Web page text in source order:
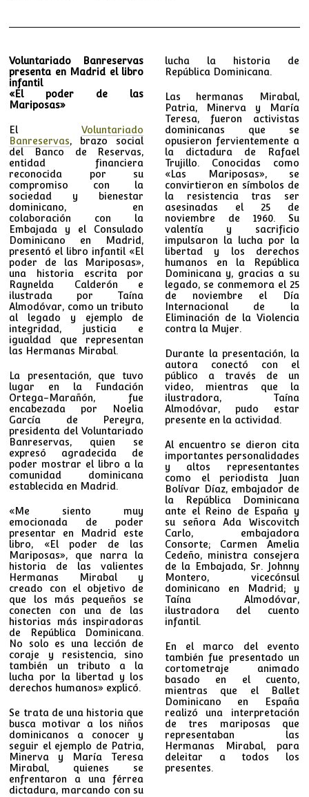
Voluntariado Banreservas
presenta en Madrid el libro
infantil
«El poder de las
Mariposas»
ElVoluntariado
Banreservas, brazo social
del Banco de Reservas,
entidad financiera
reconocida por su
compromiso con la
sociedad y bienestar
dominicano, en
colaboración con la
Embajada y el Consulado
Dominicano en Madrid,
presentó el libro infantil «El
poder de las Mariposas»,
una historia escrita por
Raynelda Calderón e
ilustrada por Taína
Almodóvar, como un tributo
al legado y ejemplo de
integridad, justicia e
igualdad que representan
las Hermanas Mirabal.
La presentación, que tuvo
lugar en la Fundación
Ortega-Marañón, fue
encabezada por Noelia
García de Pereyra,
presidenta del Voluntariado
Banreservas, quien se
expresó agradecida de
poder mostrar el libro a la
comunidad dominicana
establecida en Madrid.
«Me siento muy
emocionada de poder
presentar en Madrid este
libro, «El poder de las
Mariposas», que narra la
historia de las valientes
Hermanas Mirabal y
creado con el objetivo de
que los más pequeños se
conecten con una de las
historias más inspiradoras
de República Dominicana.
No solo es una lección de
coraje y resistencia, sino
también un tributo a la
lucha por la libertad y los
derechos humanos» explicó.
Se trata de una historia que
busca motivar a los niños
dominicanos a conocer y
seguir el ejemplo de Patria,
Minerva y María Teresa
Mirabal, quienes se
enfrentaron a una férrea
dictadura, marcando con su
lucha la historia de
República Dominicana.
Las hermanas Mirabal,
Patria, Minerva y María
Teresa, fueron activistas
dominicanas que se
opusieron fervientemente a
la dictadura de Rafael
Trujillo. Conocidas como
«Las Mariposas», se
convirtieron en símbolos de
la resistencia tras ser
asesinadas el 25 de
noviembre de 1960. Su
valentía y sacrificio
impulsaron la lucha por la
libertad y los derechos
humanos en la República
Dominicana y, gracias a su
legado, se conmemora el 25
de noviembre el Día
Internacional de la
Eliminación de la Violencia
contra la Mujer.
Durante la presentación, la
autora conectó con el
público a través de un
video, mientras que la
ilustradora, Taína
Almodóvar, pudo estar
presente en la actividad.
Al encuentro se dieron cita
importantes personalidades
y altos representantes
como el periodista Juan
Bolívar Díaz, embajador de
la República Dominicana
ante el Reino de España y
su señora Ada Wiscovitch
Carlo, embajadora
Consorte; Carmen Amelia
Cedeño, ministra consejera
de la Embajada, Sr. Johnny
Montero, vicecónsul
dominicano en Madrid; y
Taína Almodóvar,
ilustradora del cuento
infantil.
En el marco del evento
también fue presentado un
cortometraje animado
basado en el cuento,
mientras que el Ballet
Dominicano en España
realizó una interpretación
de tres mariposas que
representaban las
Hermanas Mirabal, para
deleitar a todos los
presentes.